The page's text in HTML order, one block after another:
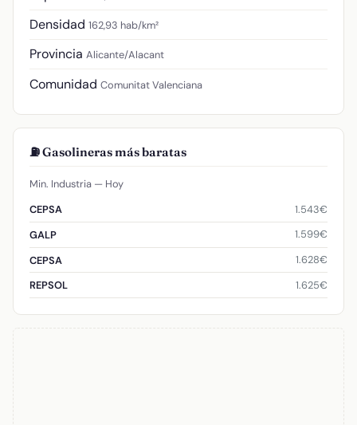
Densidad 162,93 hab/km²
Provincia Alicante/Alacant
Comunidad Comunitat Valenciana
⛽ Gasolineras más baratas
Min. Industria — Hoy
CEPSA
1.543€
GALP
1.599€
CEPSA
1.628€
REPSOL
1.625€